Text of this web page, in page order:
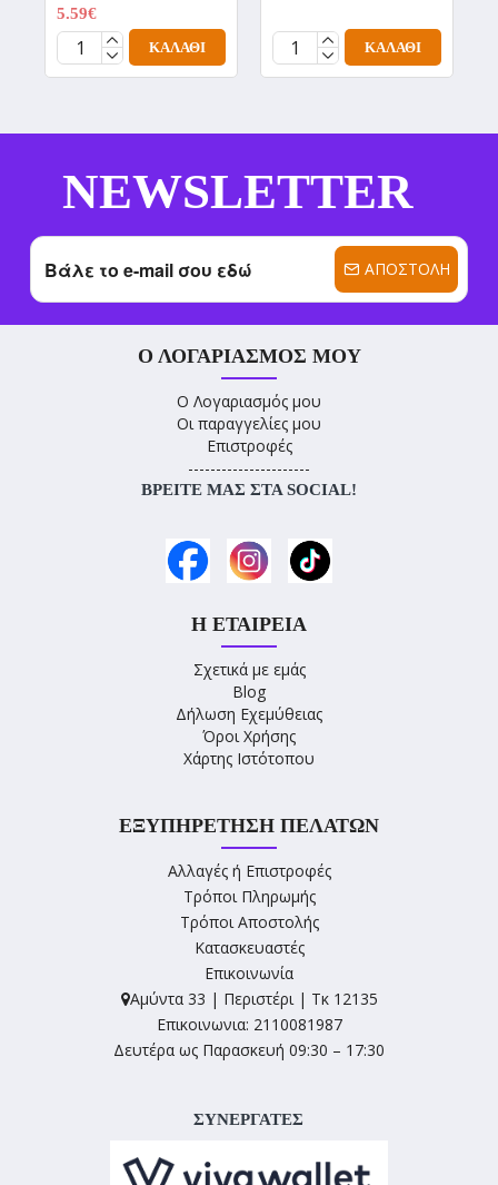
5.59€
ΚΑΛΆΘΙ ΚΑΛΆΘΙ
NEWSLETTER
ΑΠΟΣΤΟΛΉ
Ο ΛΟΓΑΡΙΑΣΜΌΣ ΜΟΥ
Ο Λογαριασμός μου
Οι παραγγελίες μου
Επιστροφές
----------------------
ΒΡΕΊΤΕ ΜΑΣ ΣΤΑ SOCIAL!
Η ΕΤΑΙΡΕΊΑ
Σχετικά με εμάς
Blog
Δήλωση Εχεμύθειας
Όροι Χρήσης
Χάρτης Ιστότοπου
ΕΞΥΠΗΡΈΤΗΣΗ ΠΕΛΑΤΏΝ
Αλλαγές ή Επιστροφές
Τρόποι Πληρωμής
Τρόποι Αποστολής
Κατασκευαστές
Επικοινωνία
Αμύντα 33 | Περιστέρι | Τκ 12135
Επικοινωνια: 2110081987
Δευτέρα ως Παρασκευή 09:30 – 17:30
ΣΥΝΕΡΓΑΤΕΣ